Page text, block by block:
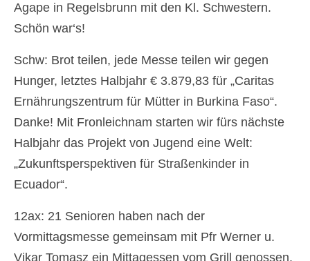
Jungschar
Menschen
Mannswörth Pfarrgemeinderat
Pfarre Rannersdorf-Kledering
Newsfeed
Kontakt
Gottesdienste
Agape in Regelsbrunn mit den Kl. Schwestern.
Schön war‘s!
Schw: Brot teilen, jede Messe teilen wir gegen
Hunger, letztes Halbjahr € 3.879,83 für „Caritas
Ernährungszentrum für Mütter in Burkina Faso“.
Danke! Mit Fronleichnam starten wir fürs nächste
Halbjahr das Projekt von Jugend eine Welt:
„Zukunftsperspektiven für Straßenkinder in
Ecuador“.
12ax: 21 Senioren haben nach der
Vormittagsmesse gemeinsam mit Pfr Werner u.
Vikar Tomasz ein Mittagessen vom Grill genossen.